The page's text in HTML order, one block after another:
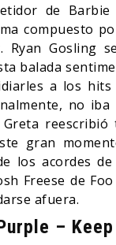
de
compuesto
Ryan Gosling
balada
a los hits
no
reescribió
gran
los acordes
Freese de
afuera.
–